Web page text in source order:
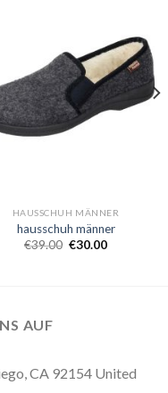
HAUSSCHUH MÄNNER
hausschuh männer
€39.00 €30.00
AUF
CA 92154 United